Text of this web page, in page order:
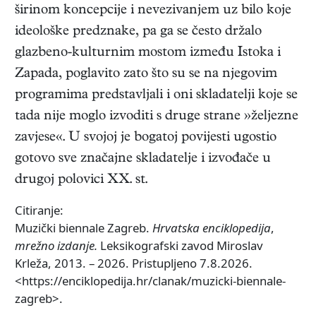
širinom koncepcije i nevezivanjem uz bilo koje
ideološke predznake, pa ga se često držalo
glazbeno-kulturnim mostom između Istoka i
Zapada, poglavito zato što su se na njegovim
programima predstavljali i oni skladatelji koje se
tada nije moglo izvoditi s druge strane »željezne
zavjese«. U svojoj je bogatoj povijesti ugostio
gotovo sve značajne skladatelje i izvođače u
drugoj polovici XX. st.
Citiranje:
Muzički biennale Zagreb. Hrvatska enciklopedija,
mrežno izdanje. Leksikografski zavod Miroslav
Krleža, 2013. – 2026. Pristupljeno 7.8.2026.
<https://enciklopedija.hr/clanak/muzicki-biennale-
zagreb>.